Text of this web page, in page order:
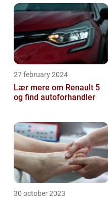
27 february 2024
Lær mere om Renault 5
og find autoforhandler
30 october 2023